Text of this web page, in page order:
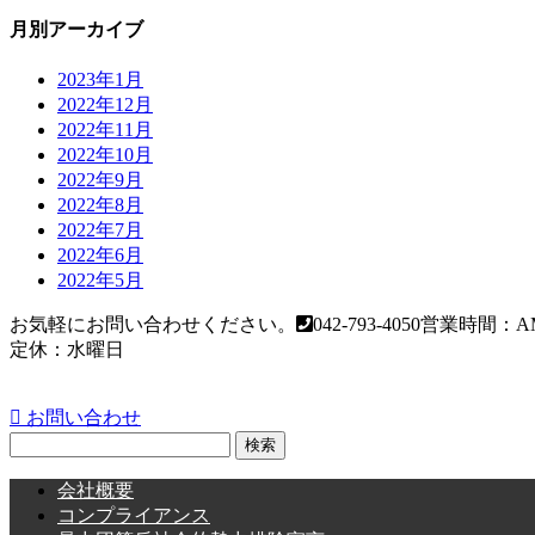
月別アーカイブ
2023年1月
2022年12月
2022年11月
2022年10月
2022年9月
2022年8月
2022年7月
2022年6月
2022年5月
お気軽にお問い合わせください。 042-793-4050営業時間：
定休：水曜日
お問い合わせ
会社概要
コンプライアンス